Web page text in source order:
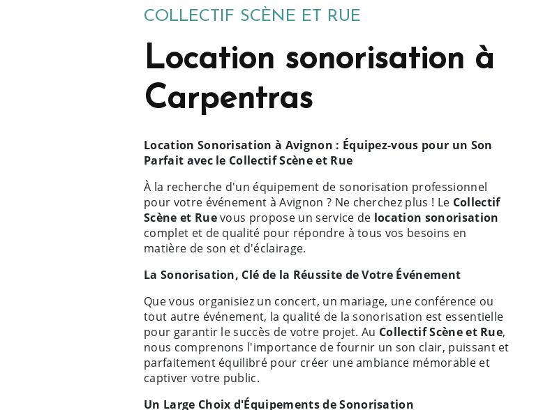
COLLECTIF SCÈNE ET RUE
Location sonorisation à
Carpentras
Location Sonorisation à Avignon : Équipez-vous pour un Son
Parfait avec le Collectif Scène et Rue
À la recherche d'un équipement de sonorisation professionnel
pour votre événement à Avignon ? Ne cherchez plus ! Le Collectif
Scène et Ruevous propose un service de location sonorisation
complet et de qualité pour répondre à tous vos besoins en
matière de son et d'éclairage.
La Sonorisation, Clé de la Réussite de Votre Événement
Que vous organisiez un concert, un mariage, une conférence ou
tout autre événement, la qualité de la sonorisation est essentielle
pour garantir le succès de votre projet. Au Collectif Scène et Rue,
nous comprenons l'importance de fournir un son clair, puissant et
parfaitement équilibré pour créer une ambiance mémorable et
captiver votre public.
Un Large Choix d'Équipements de Sonorisation